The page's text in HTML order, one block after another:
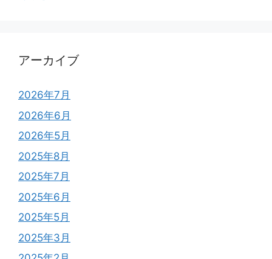
アーカイブ
2026年7月
2026年6月
2026年5月
2025年8月
2025年7月
2025年6月
2025年5月
2025年3月